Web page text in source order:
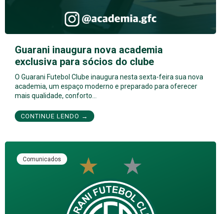
Guarani inaugura nova academia
exclusiva para sócios do clube
O Guarani Futebol Clube inaugura nesta sexta-feira sua nova
academia, um espaço moderno e preparado para oferecer
mais qualidade, conforto…
CONTINUE LENDO →
Comunicados